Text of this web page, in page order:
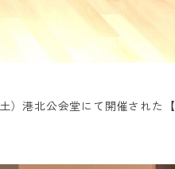
）港北公会堂にて開催された